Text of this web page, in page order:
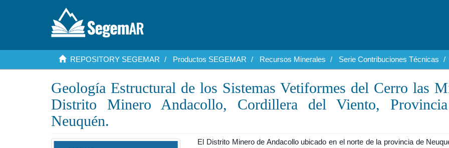
REPOSITORY SEGEMAR Productos SEGEMAR Recursos Minerales Serie Contribuciones Técnicas
Geología Estructural de los Sistemas Vetiformes del Cerro las
Distrito Minero Andacollo, Cordillera del Viento,
Neuquén.
El Distrito Minero de Andacollo ubicado en el norte de la provincia de